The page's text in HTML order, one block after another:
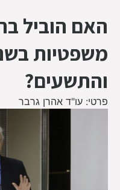
האם הוביל
משפטיות
והתשעים?
פרטי: עו"ד אהרן גרבר